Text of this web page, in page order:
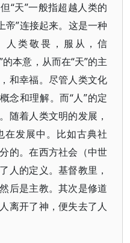
“天”一般指超越人类的
帝”连接起来。这是一种
人类敬畏，服从，信
本意，从而在“天”的主
和幸福。尽管人类文化
念和理解。而“人”的定
随着人类文明的发展，
在发展中。比如古典社
的。在西方社会（中世
人的定义。基督教里，
后是主教。其次是修道
离开了神，便失去了人